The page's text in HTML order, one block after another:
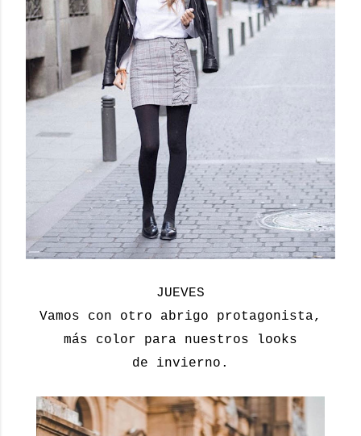
JUEVES
Vamos con otro abrigo protagonista,
más color para nuestros looks
de invierno.